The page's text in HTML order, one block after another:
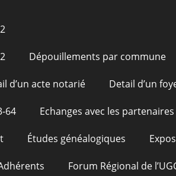
Dépouillements par commune
d’un acte notarié Detail d’un
64 Echanges avec les partenaires
Études généalogiques
Forum Régional de